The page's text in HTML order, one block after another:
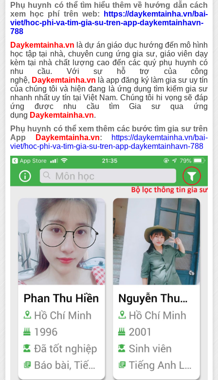
Phụ huynh có thể tìm hiểu thêm về hướng dẫn cách
xem học phí trên web:
https://daykemtainha.vn/bai-
viet/hoc-phi-va-tim-gia-su-tren-app-daykemtainhavn-
788
Daykemtainha.vn là dự án giáo dục hướng đến mô hình
học tập tại nhà, chuyên cung ứng gia sư, giáo viên dạy
kèm tại nhà chất lượng cao đến các quý phụ huynh có
nhu cầu. Với sự hỗ trợ của công
nghệ, Daykemtainha.vn là app đăng ký làm gia sư uy tín
của chúng tôi và hiện đang là ứng dụng tìm kiếm gia sư
nhanh nhất uy tín tại Việt Nam. Chúng tôi hi vọng sẽ đáp
ứng được nhu cầu tìm Gia sư qua ứng
dụng Daykemtainha.vn.
Phụ huynh có thể xem thêm các bước tìm gia sư trên
App
Daykemtainha.vn:
https://daykemtainha.vn/bai-
viet/hoc-phi-va-tim-gia-su-tren-app-daykemtainhavn-788